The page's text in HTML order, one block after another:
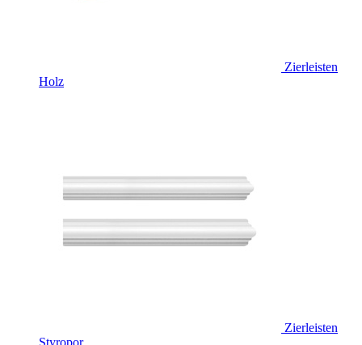
Zierleisten
Holz
Zierleisten
Styropor